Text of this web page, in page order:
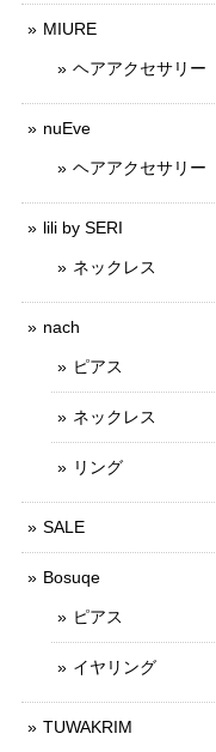
MIURE
ヘアアクセサリー
nuEve
ヘアアクセサリー
lili by SERI
ネックレス
nach
ピアス
ネックレス
リング
SALE
Bosuqe
ピアス
イヤリング
TUWAKRIM